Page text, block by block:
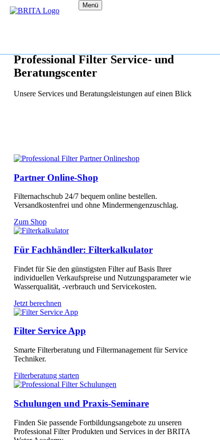
Menü
Professional Filter Service- und
Beratungscenter
Unsere Services und Beratungsleistungen auf einen Blick
Partner Online-Shop
Filternachschub 24/7 bequem online bestellen.
Versandkostenfrei und ohne Mindermengenzuschlag.
Zum Shop
Für Fachhändler: Filterkalkulator
Findet für Sie den günstigsten Filter auf Basis Ihrer
individuellen Verkaufspreise und Nutzungsparameter wie
Wasserqualität, -verbrauch und Servicekosten.
Jetzt berechnen
Filter Service App
Smarte Filterberatung und Filtermanagement für Service
Techniker.
Filterberatung starten
Schulungen und Praxis-Seminare
Finden Sie passende Fortbildungsangebote zu unseren
Professional Filter Produkten und Services in der BRITA